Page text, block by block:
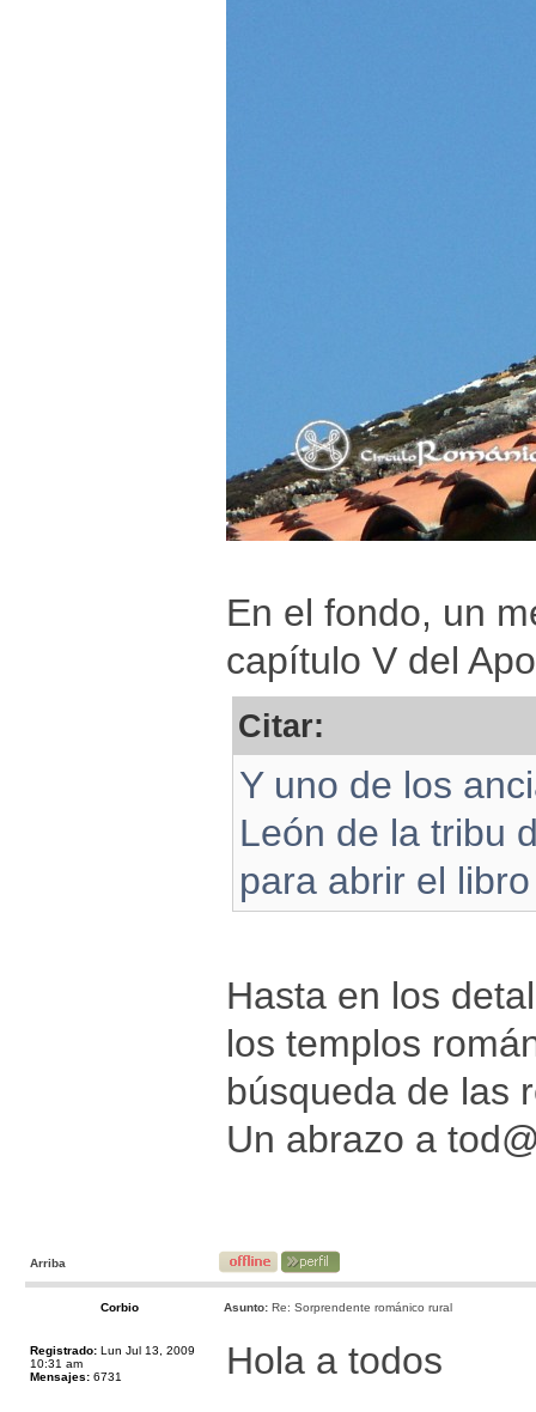
En el fondo, un
capítulo V del
Citar:
Y uno de los
León de la tribu
para abrir el
Hasta en los
los templos
búsqueda de las
Un abrazo a
Arriba
Corbio Asunto: Re: Sorprendente románico rural
Registrado: Lun Jul 13, 2009
10:31 am
Mensajes: 6731 Hola a todos